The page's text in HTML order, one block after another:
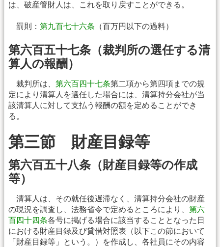
は、破産管財人は、これを取り戻すことができる。
罰則： 第九百七十六条 （百万円以下の過料）
第六百五十七条（裁判所の選任する清
算人の報酬）
裁判所は、 第六百四十七条第二項から第四項までの規
定により清算人を選任した場合には、清算持分会社が当
該清算人に対して支払う報酬の額を定めることができ
る。
第三節 財産目録等
第六百五十八条（財産目録等の作成
等）
清算人は、その就任後遅滞なく、清算持分会社の財産
の現況を調査し、法務省令で定めるところにより、 第六
百四十四条各号に掲げる場合に該当することとなった日
における財産目録及び貸借対照表（以下この節において
「財産目録等」という。）を作成し、各社員にその内容